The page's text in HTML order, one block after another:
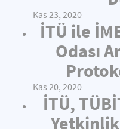
Kas 23, 2020
İTÜ ile
Odası
Kas 20, 2020
İTÜ,